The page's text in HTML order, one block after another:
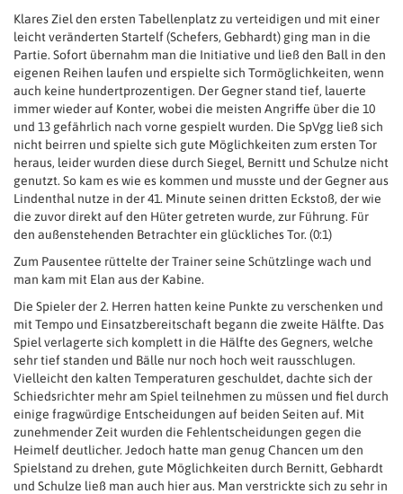
Klares Ziel den ersten Tabellenplatz zu verteidigen und mit einer
leicht veränderten Startelf (Schefers, Gebhardt) ging man in die
Partie. Sofort übernahm man die Initiative und ließ den Ball in den
eigenen Reihen laufen und erspielte sich Tormöglichkeiten, wenn
auch keine hundertprozentigen. Der Gegner stand tief, lauerte
immer wieder auf Konter, wobei die meisten Angriffe über die 10
und 13 gefährlich nach vorne gespielt wurden. Die SpVgg ließ sich
nicht beirren und spielte sich gute Möglichkeiten zum ersten Tor
heraus, leider wurden diese durch Siegel, Bernitt und Schulze nicht
genutzt. So kam es wie es kommen und musste und der Gegner aus
Lindenthal nutze in der 41. Minute seinen dritten Eckstoß, der wie
die zuvor direkt auf den Hüter getreten wurde, zur Führung. Für
den außenstehenden Betrachter ein glückliches Tor. (0:1)
Zum Pausentee rüttelte der Trainer seine Schützlinge wach und
man kam mit Elan aus der Kabine.
Die Spieler der 2. Herren hatten keine Punkte zu verschenken und
mit Tempo und Einsatzbereitschaft begann die zweite Hälfte. Das
Spiel verlagerte sich komplett in die Hälfte des Gegners, welche
sehr tief standen und Bälle nur noch hoch weit rausschlugen.
Vielleicht den kalten Temperaturen geschuldet, dachte sich der
Schiedsrichter mehr am Spiel teilnehmen zu müssen und fiel durch
einige fragwürdige Entscheidungen auf beiden Seiten auf. Mit
zunehmender Zeit wurden die Fehlentscheidungen gegen die
Heimelf deutlicher. Jedoch hatte man genug Chancen um den
Spielstand zu drehen, gute Möglichkeiten durch Bernitt, Gebhardt
und Schulze ließ man auch hier aus. Man verstrickte sich zu sehr in